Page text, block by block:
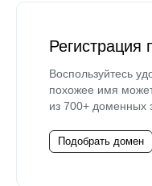
Регистрация
Воспользуйтесь
похожее имя
из 700+ доменных
Подобрать домен